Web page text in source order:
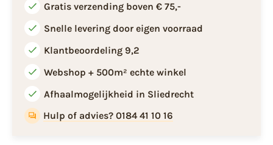
Gratis verzending boven € 75,-
Snelle levering door eigen voorraad
Klantbeoordeling 9,2
Webshop + 500m² echte winkel
Afhaalmogelijkheid in Sliedrecht
Hulp of advies? 0184 41 10 16